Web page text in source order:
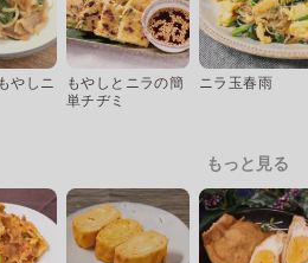
やしニ
もやしとニラの簡
単チヂミ
ニラ玉春雨
もっと見る